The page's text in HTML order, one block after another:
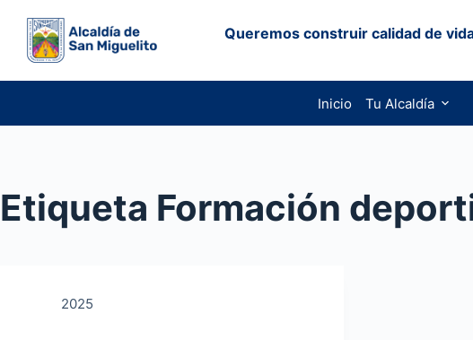
contenido
Queremos construir calidad de
Inicio Tu Alcaldía
Etiqueta Formación
2025